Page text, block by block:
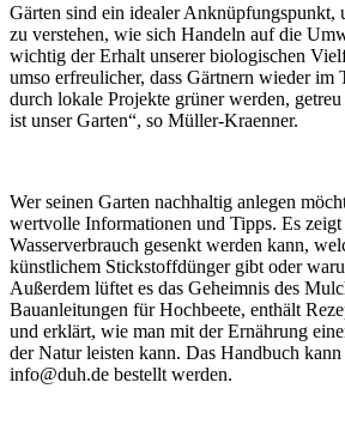
Gärten sind ein idealer Anknüpfungspunkt,
zu verstehen, wie sich Handeln auf die
wichtig der Erhalt unserer biologischen
umso erfreulicher, dass Gärtnern wieder im
durch lokale Projekte grüner werden,
ist unser Garten“, so Müller-Kraenner.
Wer seinen Garten nachhaltig anlegen
wertvolle Informationen und Tipps. Es
Wasserverbrauch gesenkt werden kann,
künstlichem Stickstoffdünger gibt oder
Außerdem lüftet es das Geheimnis des
Bauanleitungen für Hochbeete, enthält
und erklärt, wie man mit der Ernährung
der Natur leisten kann. Das Handbuch
info@duh.de bestellt werden.